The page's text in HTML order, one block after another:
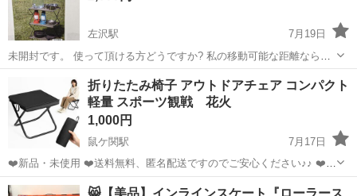
左沢駅
7月19日
未開封です。 使って頂ける方どうですか? 私の移動可能な距離なら近
くまで持っていくことも可能です。
西村山郡 左沢駅 その他 BUNDOK
折りたたみ椅子 アウトドアチェア コンパクト
軽量 スポーツ観戦 花火
1,000円
鼠ケ関駅
7月17日
❤️新品・未使用 ❤️送料無料、匿名配送ですのでご安心ください♪♪ ❤️コ
メント無し・即購入歓迎（24時間以内に発送します） ❤️在庫1点限
山形 鶴岡市 鼠ケ関駅
😸【美品】インラインスケート『ローラース